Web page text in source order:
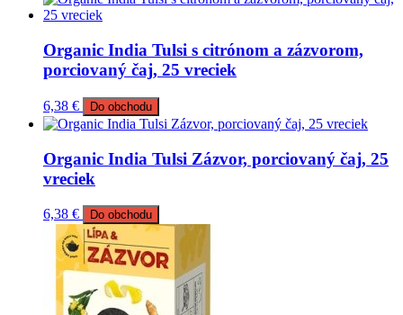
Organic India Tulsi s citrónom a zázvorom,
porciovaný čaj, 25 vreciek
6,38 € Do obchodu
Organic India Tulsi Zázvor, porciovaný čaj, 25
vreciek
6,38 € Do obchodu